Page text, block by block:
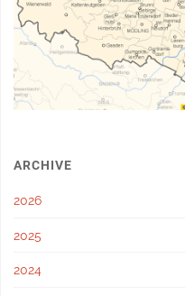
ARCHIVE
2026
2025
2024